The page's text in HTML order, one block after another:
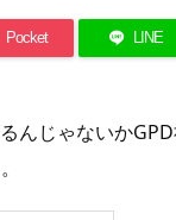
Pocket LINE
んじゃないか